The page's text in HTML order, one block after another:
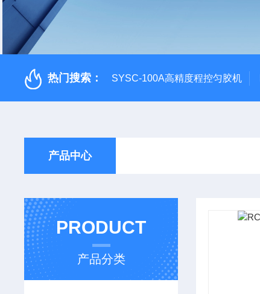
热门搜索： SYSC-100A高精度程控匀胶机
产品中心
PRODUCT
产品分类